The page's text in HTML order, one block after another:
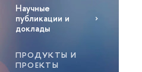
Научные
публикации и
доклады
ПРОДУКТЫ И
ПРОЕКТЫ